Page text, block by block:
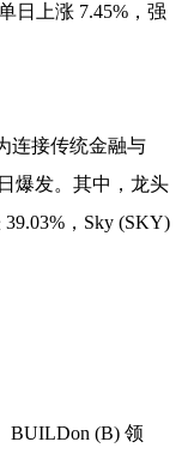
日上涨 7.45%，强
连接传统金融与
爆发。其中，龙头
， Sky (SKY)
BUILDon (B) 领